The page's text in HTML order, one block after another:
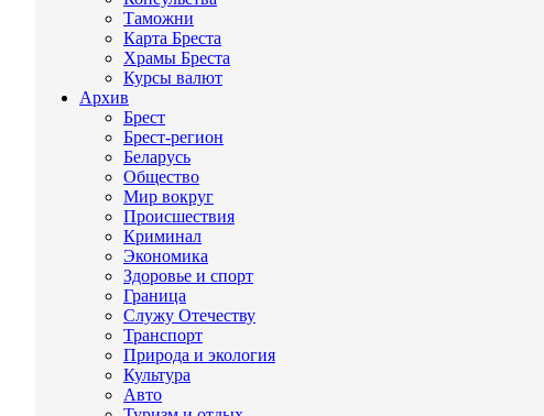
Таможни
Карта Бреста
Храмы Бреста
Курсы валют
Архив
Брест
Брест-регион
Беларусь
Общество
Мир вокруг
Происшествия
Криминал
Экономика
Здоровье и спорт
Граница
Служу Отечеству
Транспорт
Природа и экология
Культура
Авто